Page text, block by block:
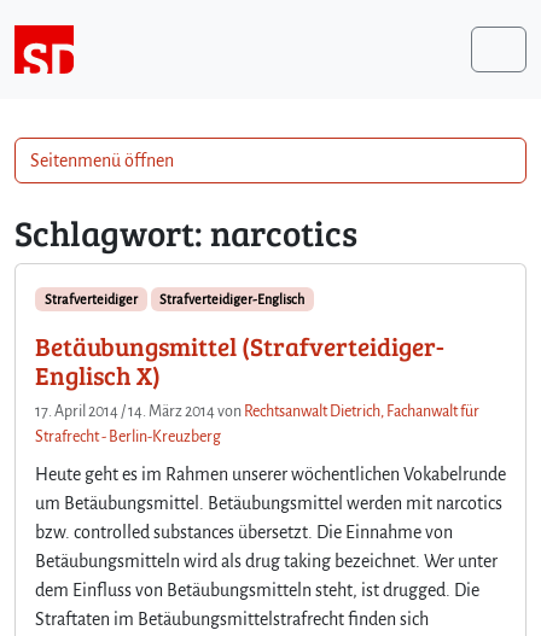
Schlagwort:narcotics
Strafverteidiger Strafverteidiger-Englisch
Betäubungsmittel (Strafverteidiger-
Englisch X)
17. April 2014 /14. März 2014von Rechtsanwalt Dietrich, Fachanwalt für
Strafrecht - Berlin-Kreuzberg
Heute geht es im Rahmen unserer wöchentlichen Vokabelrunde
um Betäubungsmittel. Betäubungsmittel werden mit narcotics
bzw. controlled substances übersetzt. Die Einnahme von
Betäubungsmitteln wird als drug taking bezeichnet. Wer unter
dem Einfluss von Betäubungsmitteln steht, ist drugged. Die
Straftaten im Betäubungsmittelstrafrecht finden sich
Seitenmenü öffnen